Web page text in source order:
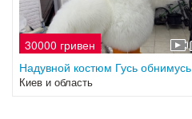
30000 гривен
Надувной костюм Гусь обнимусь
Киев и область